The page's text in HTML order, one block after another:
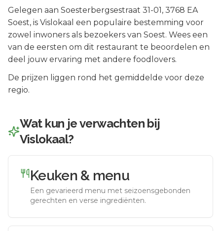
Gelegen aan Soesterbergsestraat 31-01, 3768 EA
Soest, is Vislokaal een populaire bestemming voor
zowel inwoners als bezoekers van Soest. Wees een
van de eersten om dit restaurant te beoordelen en
deel jouw ervaring met andere foodlovers.
De prijzen liggen rond het gemiddelde voor deze
regio.
Wat kun je verwachten bij
Vislokaal?
Keuken & menu
Een gevarieerd menu met seizoensgebonden
gerechten en verse ingrediënten.